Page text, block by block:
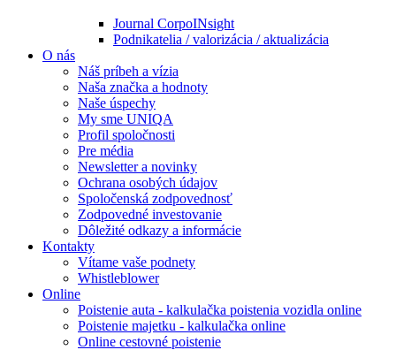
Journal CorpoINsight
Podnikatelia / valorizácia / aktualizácia
O nás
Náš príbeh a vízia
Naša značka a hodnoty
Naše úspechy
My sme UNIQA
Profil spoločnosti
Pre média
Newsletter a novinky
Ochrana osobých údajov
Spoločenská zodpovednosť
Zodpovedné investovanie
Dôležité odkazy a informácie
Kontakty
Vítame vaše podnety
Whistleblower
Online
Poistenie auta - kalkulačka poistenia vozidla online
Poistenie majetku - kalkulačka online
Online cestovné poistenie